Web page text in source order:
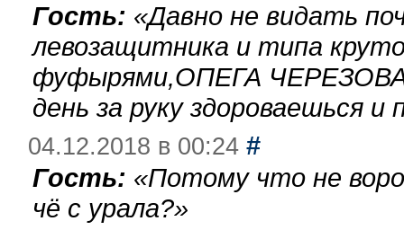
Гость: «Давно не видать
левозащитника и типа
фуфырями,ОПЕГА
день за руку здороваешься
04.12.2018 в 00:24 #
Гость: «Потому что не
чё с урала?»